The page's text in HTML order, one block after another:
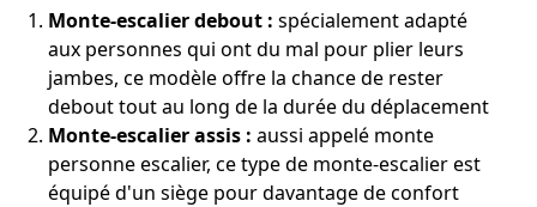
Monte-escalier debout : spécialement adapté
aux personnes qui ont du mal pour plier leurs
jambes, ce modèle offre la chance de rester
debout tout au long de la durée du déplacement
Monte-escalier assis : aussi appelé monte
personne escalier, ce type de monte-escalier est
équipé d'un siège pour davantage de confort